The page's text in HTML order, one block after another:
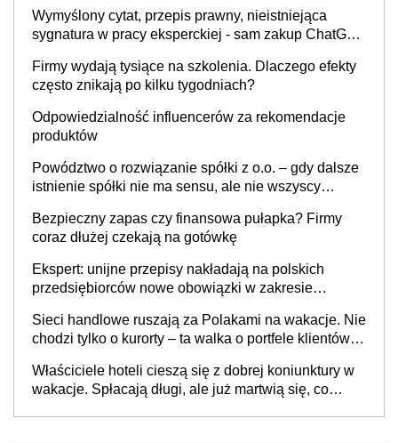
Wymyślony cytat, przepis prawny, nieistniejąca
sygnatura w pracy eksperckiej - sam zakup ChatGPT
Firmy wydają tysiące na szkolenia. Dlaczego efekty
często znikają po kilku tygodniach?
Odpowiedzialność influencerów za rekomendacje
produktów
Powództwo o rozwiązanie spółki z o.o. – gdy dalsze
istnienie spółki nie ma sensu, ale nie wszyscy
Bezpieczny zapas czy finansowa pułapka? Firmy
coraz dłużej czekają na gotówkę
Ekspert: unijne przepisy nakładają na polskich
przedsiębiorców nowe obowiązki w zakresie
Sieci handlowe ruszają za Polakami na wakacje. Nie
chodzi tylko o kurorty – ta walka o portfele klientów
cichu
Właściciele hoteli cieszą się z dobrej koniunktury w
wakacje. Spłacają długi, ale już martwią się, co